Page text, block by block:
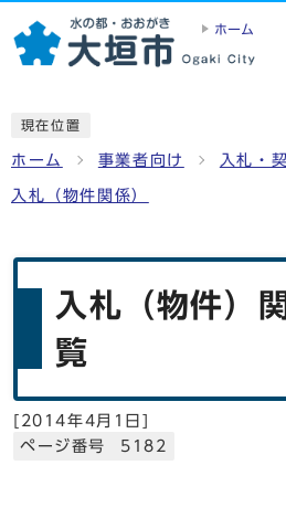
ホーム
現在位置
ホーム 事業者向け 入札・
入札（物件関係）
入札（物件）
覧
[ 2014年4月1日]
ページ番号 5182